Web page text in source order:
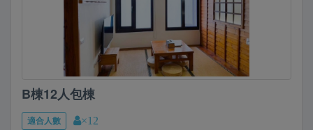
B棟12人包棟
適合人數 ×12